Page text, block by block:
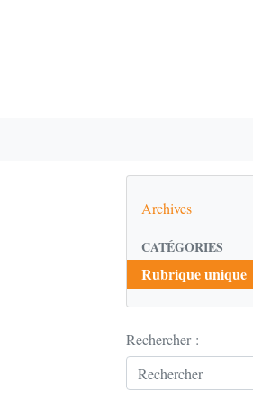
Archives
CATÉGORIES
Rubrique unique
Rechercher :